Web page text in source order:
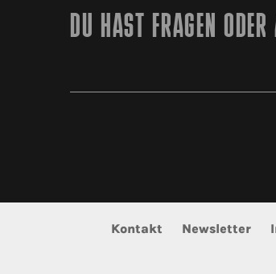
DU HAST FRAGEN
Kontakt Newsletter